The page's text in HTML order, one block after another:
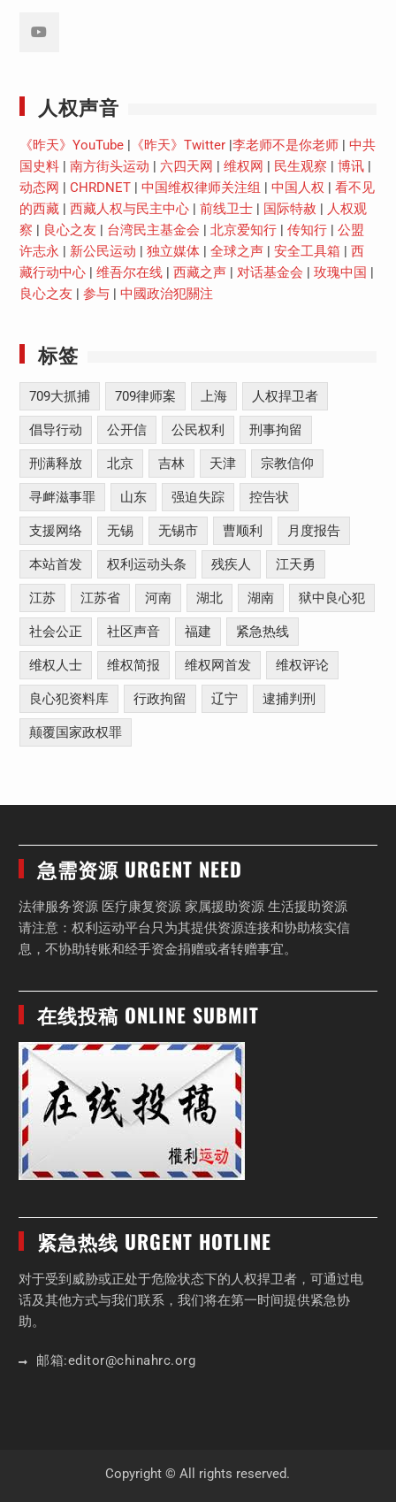
人权声音
《昨天》YouTube| 《昨天》Twitter| 李老师不是你老师| 中共
国史料| 南方街头运动 六四天网 维权网 民生观察 博讯|
动态网
CHRDNET| 中国维权律师关注组 中国人权
看不见
的西藏| 西藏人权与民主中心| 前线卫士| 国际特赦
人权观
察
良心之友 台湾民主基金会 北京爱知行| 传知行| 公盟
许志永
新公民运动 独立媒体| 全球之声| 安全工具箱
西
藏行动中心| 维吾尔在线| 西藏之声| 对话基金会 玫瑰中国
良心之友
参与| 中國政治犯關注
标签
709大抓捕 709律师案 上海 人权捍卫者
倡导行动 公开信 公民权利 刑事拘留
刑满释放 北京 吉林 天津 宗教信仰
寻衅滋事罪 山东 强迫失踪 控告状
支援网络 无锡 无锡市 曹顺利 月度报告
本站首发 权利运动头条 残疾人 江天勇
江苏 江苏省 河南 湖北 湖南 狱中良心犯
社会公正 社区声音 福建 紧急热线
维权人士 维权简报 维权网首发 维权评论
良心犯资料库 行政拘留 辽宁 逮捕判刑
颠覆国家政权罪
急需资源 URGENT NEED
法律服务资源 医疗康复资源 家属援助资源 生活援助资源
请注意：权利运动平台只为其提供资源连接和协助核实信
息，不协助转账和经手资金捐赠或者转赠事宜。
在线投稿 ONLINE SUBMIT
紧急热线 URGENT HOTLINE
对于受到威胁或正处于危险状态下的人权捍卫者，可通过电
话及其他方式与我们联系，我们将在第一时间提供紧急协
助。
邮箱:editor@chinahrc.org
Copyright © All rights reserved.